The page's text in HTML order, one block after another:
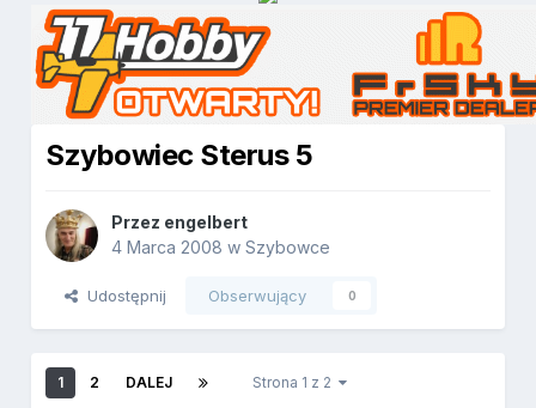
Szybowiec Sterus 5
Przez engelbert
4 Marca 2008 wSzybowce
Udostępnij Obserwujący 0
1 2 DALEJ Strona 1 z 2